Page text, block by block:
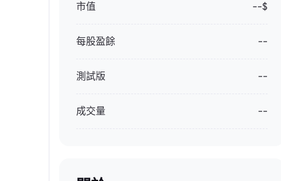
市值 --$
每股盈餘 --
測試版 --
成交量 --